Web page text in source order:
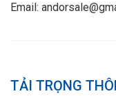
Email:
TẢI TRỌNG